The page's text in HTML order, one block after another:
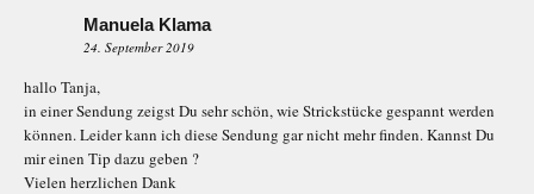
Manuela Klama
24. September 2019
hallo Tanja,
in einer Sendung zeigst Du sehr schön, wie Strickstücke gespannt werden
können. Leider kann ich diese Sendung gar nicht mehr finden. Kannst Du
mir einen Tip dazu geben ?
Vielen herzlichen Dank